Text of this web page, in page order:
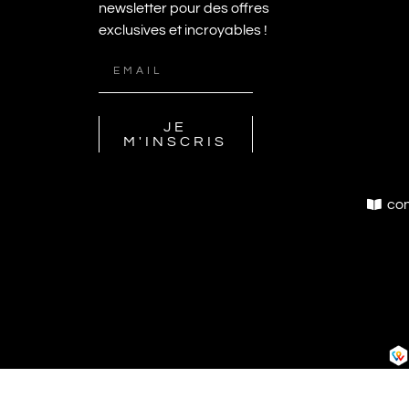
newsletter pour des offres
exclusives et incroyables !
JE
M'INSCRIS